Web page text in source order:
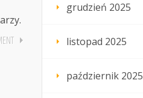
grudzień 2025
listopad 2025
październik 2025